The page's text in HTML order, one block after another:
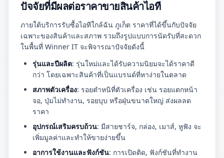
ปัจจัยที่มีผลต่อราคาขายสินค้าไอที
ภายใต้บริการรับซื้อไอทีใกล้ฉัน ภูเก็ต ราคาที่ได้ขึ้นกับปัจจัย
เฉพาะของสินค้าและสภาพ รวมถึงรูปแบบการนัดรับที่สะดวก
ในพื้นที่ Winner IT จะพิจารณาปัจจัยดังนี้
รุ่นและปีผลิต: รุ่นใหม่และได้รับความนิยมจะได้ราคาดี
กว่า โดยเฉพาะสินค้าที่เป็นแบรนด์ที่หาง่ายในตลาด
สภาพตัวเครื่อง: รอยตำหนิที่ตัวเครื่อง เช่น รอยแตกหน้า
จอ, ปุ่มไม่ทำงาน, รอยบุบ หรือฝุ่นขนาดใหญ่ ส่งผลลด
ราคา
อุปกรณ์เสริมครบถ้วน: มีสายชาร์จ, กล่อง, เมาส์, หูฟัง จะ
เพิ่มมูลค่าและทำให้ขายง่ายขึ้น
อาการใช้งานและฟังก์ชัน: การเปิดติด, ฟังก์ชันที่ทำงาน